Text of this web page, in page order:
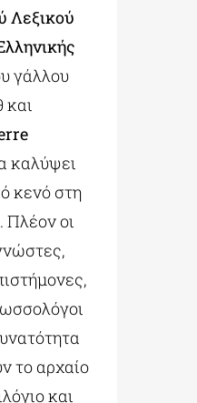
Λεξικού
γάλλου
καλύψει
κενό στη
Πλέον οι
το αρχαίο
και